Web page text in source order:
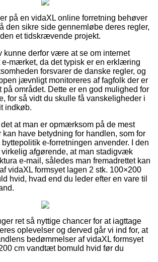
på en vidaXL online forretning behøver
den sikre side gennemløbe deres regler,
et tidskrævende projekt.
kunne derfor være at se om internet
e-mærket, da det typisk er en erklæring
forsvarer de danske regler, og
jævnligt monitoreres af fagfolk der er
på området. Dette er en god mulighed for
for så vidt du skulle få vanskeligheder i
indkøb.
at man er opmærksom på de mest
kan have betydning for handlen, som for
e-forretningen anvender. I den
afgørende, at man stadigvæk
e-mail, således man fremadrettet kan
vidaXL formsyet lagen 2 stk. 100×200
hvid, hvad end du leder efter en vare til
ret så nyttige chancer for at iagttage
oplevelser og derved går vi ind for, at
bedømmelser af vidaXL formsyet
cm vandtæt bomuld hvid før du